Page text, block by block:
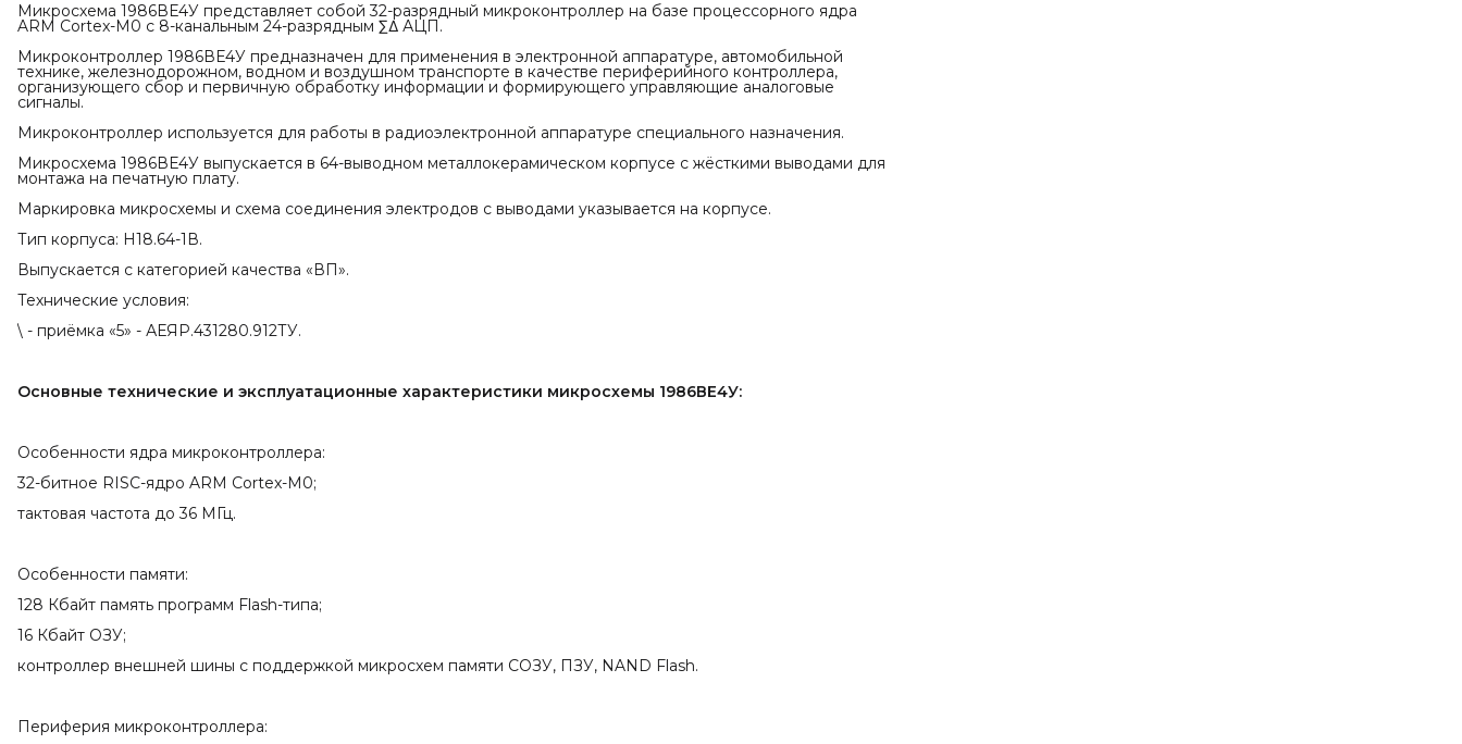
передачи Периферия-Память, Память-Память;
контроллер системной частоты.
внешнее питание от 2,2 до 3,6 В;
встроенный регулятор напряжения на 1,8 В для питания
ядра;
встроенный домен управления батарейным питанием и
встроенные схемы контроля питания;
встроенные подстраиваемые RC генераторы 8 МГц и 40
кГц;
внешний осциллятор 2-16 МГц;
встроенный умножитель тактовой частоты PLL для ядра;
режим Sleep, SLEEPDEEP и Standby;
**Делаем доставку по городам и регионам: ** Москва, Тверь,
Тула, Брянск, Липецк, Смоленск, Нижний Новгород,
Микросхема 1986ВЕ4У представляет собой 32-разрядный микроконтроллер на базе процессорного ядра
ARM Cortex-M0 с 8-канальным 24-разрядным ∑Δ АЦП.
Микроконтроллер 1986ВЕ4У предназначен для применения в электронной аппаратуре, автомобильной
технике, железнодорожном, водном и воздушном транспорте в качестве периферийного контроллера,
организующего сбор и первичную обработку информации и формирующего управляющие аналоговые
сигналы.
Микроконтроллер используется для работы в радиоэлектронной аппаратуре специального назначения.
Микросхема 1986ВЕ4У выпускается в 64-выводном металлокерамическом корпусе с жёсткими выводами для
монтажа на печатную плату.
Маркировка микросхемы и схема соединения электродов с выводами указывается на корпусе.
Тип корпуса: Н18.64-1В.
Выпускается с категорией качества «ВП».
Технические условия:
\ - приёмка «5» - АЕЯР.431280.912ТУ.
Основные технические и эксплуатационные характеристики микросхемы 1986ВЕ4У:
Особенности ядра микроконтроллера:
32-битное RISC-ядро ARM Cortex-M0;
тактовая частота до 36 МГц.
Особенности памяти:
128 Кбайт память программ Flash-типа;
16 Кбайт ОЗУ;
контроллер внешней шины с поддержкой микросхем памяти СОЗУ, ПЗУ, NAND Flash.
Периферия микроконтроллера: